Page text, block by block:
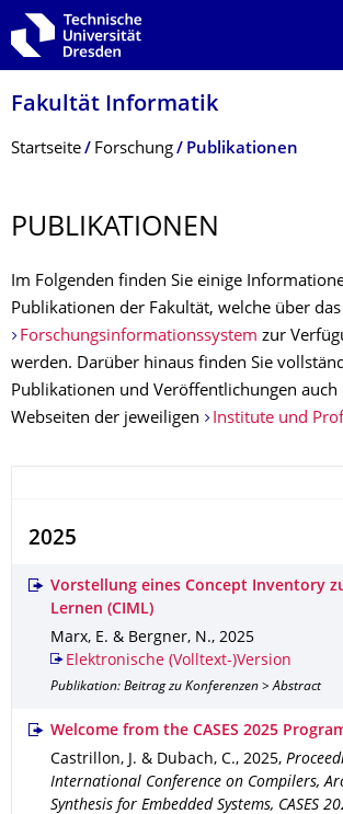
Zur Hauptnavigation springen
Zur Suche springen
Zum Inhalt springen
Fakultät Informatik
Breadcrumb-Menü
Startseite Forschung Publikationen
PUBLIKATIONEN
Im Folgenden finden Sie einige
Publikationen der Fakultät, welche über das
Forschungsinformationssystem zur
werden. Darüber hinaus finden Sie
Publikationen und Veröffentlichungen auch
Webseiten der jeweiligen
Institute und
2025
Vorstellung eines Concept Inventory
Lernen (CIML)
Marx, E. & Bergner, N., 2025
Elektronische (Volltext-)Version
Publikation: Beitrag zu Konferenzen > Abstract
Welcome from the CASES 2025
Castrillon, J. & Dubach, C., 2025,
International Conference on Compilers,
Synthesis for Embedded Systems, CASES